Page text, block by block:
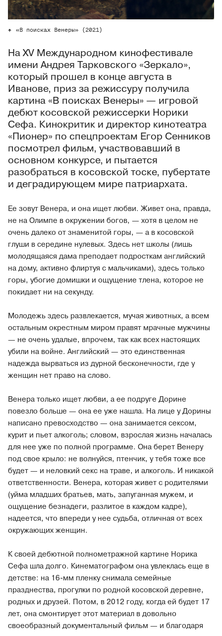
«В поисках Венеры» (2021)
На XV Международном кинофестивале
имени Андрея Тарковского «Зеркало»,
который прошел в конце августа в
Иванове, приз за режиссуру получила
картина «В поисках Венеры» — игровой
дебют косовской режиссерки Норики
Сефа. Кинокритик и директор кинотеатра
«Пионер» по спецпроектам Егор Сенников
посмотрел фильм, участвовавший в
основном конкурсе, и пытается
разобраться в косовской тоске, пубертате
и деградирующем мире патриархата.
Ее зовут Венера, и она ищет любви. Живет она, правда,
не на Олимпе в окружении богов, — хотя в целом не
очень далеко от знаменитой горы, — а в косовской
глуши в середине нулевых. Здесь нет школы (лишь
молодящаяся дама преподает подросткам английский
на дому, активно флиртуя с мальчиками), здесь только
горы, убогие домишки и ощущение тлена, которое не
покидает ни на секунду.
Молодежь здесь развлекается, мучая животных, а всем
остальным окрестным миром правят мрачные мужчины
— не очень удалые, впрочем, так как всех настоящих
убили на войне. Английский — это единственная
надежда вырваться из дурной бесконечности, где у
женщин нет право на слово.
Венера только ищет любви, а ее подруге Дорине
повезло больше — она ее уже нашла. На лице у Дорины
написано превосходство — она занимается сексом,
курит и пьет алкоголь; словом, взрослая жизнь началась
для нее уже по полной программе. Она берет Венеру
под свое крыло: не волнуйся, птенчик, у тебя тоже все
будет — и неловкий секс на траве, и алкоголь. И никакой
ответственности. Венера, которая живет с родителями
(уйма младших братьев, мать, запуганная мужем, и
ощущение безнадеги, разлитое в каждом кадре),
надеется, что впереди у нее судьба, отличная от всех
окружающих женщин.
К своей дебютной полнометражной картине Норика
Сефа шла долго. Кинематографом она увлеклась еще в
детстве: на 16-мм пленку снимала семейные
празднества, прогулки по родной косовской деревне,
родных и друзей. Потом, в 2012 году, когда ей будет 17
лет, она смонтирует этот материал в довольно
своеобразный документальный фильм — и благодаря